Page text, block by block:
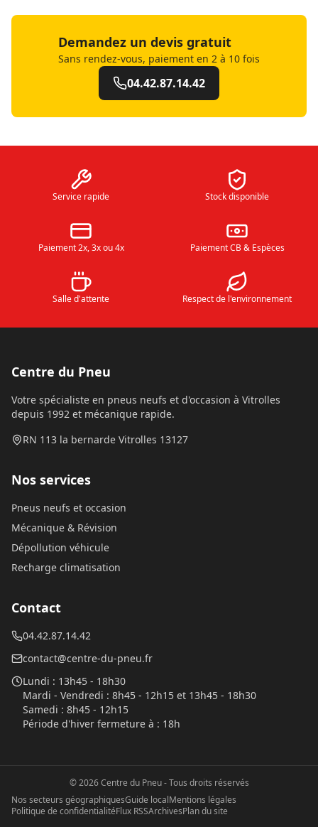
Demandez un devis gratuit
Sans rendez-vous, paiement en 2 à 10 fois
04.42.87.14.42
Service rapide Stock disponible
Paiement 2x, 3x ou 4x Paiement CB & Espèces
Salle d'attente Respect de l'environnement
Centre du Pneu
Votre spécialiste en pneus neufs et d'occasion à Vitrolles
depuis 1992 et mécanique rapide.
RN 113 la bernarde Vitrolles 13127
Nos services
Pneus neufs et occasion
Mécanique & Révision
Dépollution véhicule
Recharge climatisation
Contact
04.42.87.14.42
contact@centre-du-pneu.fr
Lundi : 13h45 - 18h30
Mardi - Vendredi : 8h45 - 12h15 et 13h45 - 18h30
Samedi : 8h45 - 12h15
Période d'hiver fermeture à : 18h
©2026 Centre du Pneu- Tous droits réservés
Nos secteurs géographiquesGuide localMentions légales
Politique de confidentialitéFlux RSSArchivesPlan du site